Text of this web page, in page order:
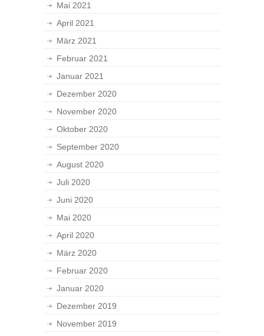
Mai 2021
April 2021
März 2021
Februar 2021
Januar 2021
Dezember 2020
November 2020
Oktober 2020
September 2020
August 2020
Juli 2020
Juni 2020
Mai 2020
April 2020
März 2020
Februar 2020
Januar 2020
Dezember 2019
November 2019